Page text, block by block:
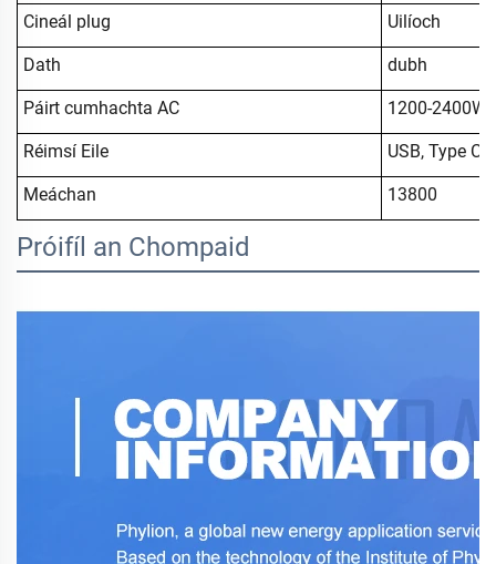
Cineál plug Uilíoch
Dath dubh
Páirt cumhachta AC 1200-2400W
Réimsí Eile USB, Type C,
Meáchan 13800
Próifíl an Chompaid